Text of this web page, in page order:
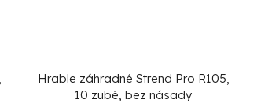
Hrable záhradné Strend Pro R105,
10 zubé, bez násady